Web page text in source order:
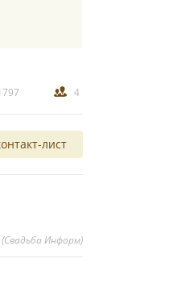
4
лист
Информ)